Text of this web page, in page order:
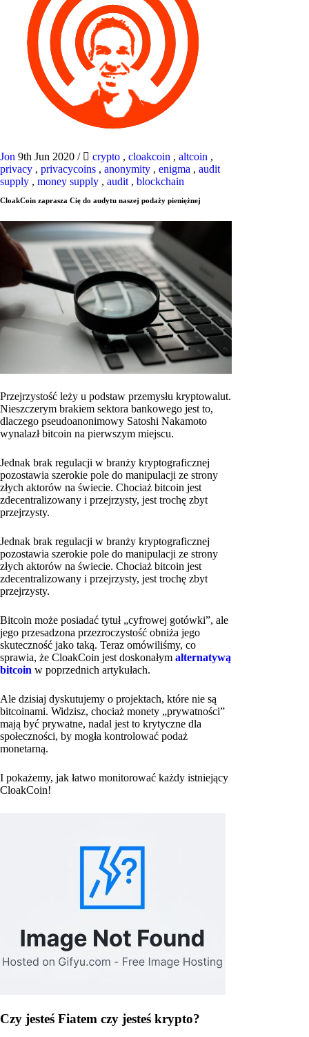
Jon 9th Jun 2020 / crypto , cloakcoin , altcoin ,
privacy , privacycoins , anonymity , enigma , audit
supply , money supply , audit , blockchain
CloakCoin zaprasza Cię do audytu naszej podaży pieniężnej
Przejrzystość leży u podstaw przemysłu kryptowalut.
Nieszczerym brakiem sektora bankowego jest to,
dlaczego pseudoanonimowy Satoshi Nakamoto
wynalazł bitcoin na pierwszym miejscu.
Jednak brak regulacji w branży kryptograficznej
pozostawia szerokie pole do manipulacji ze strony
złych aktorów na świecie. Chociaż bitcoin jest
zdecentralizowany i przejrzysty, jest trochę zbyt
przejrzysty.
Jednak brak regulacji w branży kryptograficznej
pozostawia szerokie pole do manipulacji ze strony
złych aktorów na świecie. Chociaż bitcoin jest
zdecentralizowany i przejrzysty, jest trochę zbyt
przejrzysty.
Bitcoin może posiadać tytuł „cyfrowej gotówki”, ale
jego przesadzona przezroczystość obniża jego
skuteczność jako taką. Teraz omówiliśmy, co
sprawia, że CloakCoin jest doskonałym alternatywą
bitcoin w poprzednich artykułach.
Ale dzisiaj dyskutujemy o projektach, które nie są
bitcoinami. Widzisz, chociaż monety „prywatności”
mają być prywatne, nadal jest to krytyczne dla
społeczności, by mogła kontrolować podaż
monetarną.
I pokażemy, jak łatwo monitorować każdy istniejący
CloakCoin!
Czy jesteś Fiatem czy jesteś krypto?